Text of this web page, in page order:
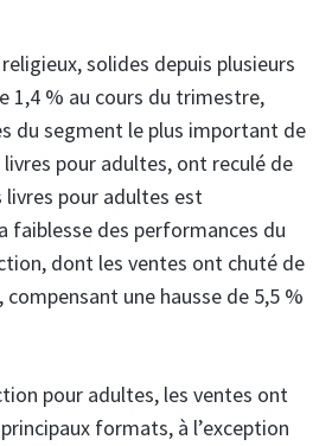
solides depuis plusieurs
1,4 % au cours du trimestre,
du segment le plus important de
livres pour adultes, ont reculé de
livres pour adultes est
faiblesse des performances du
dont les ventes ont chuté de
compensant une hausse de 5,5 %
pour adultes, les ventes ont
formats, à l’exception